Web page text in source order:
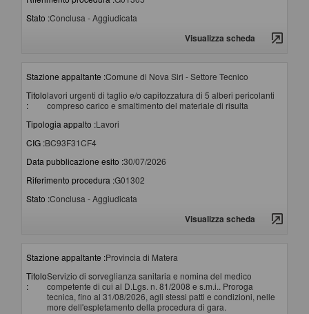
Stato :Conclusa - Aggiudicata
Visualizza scheda
Stazione appaltante :Comune di Nova Siri - Settore Tecnico
Titolo
:
lavori urgenti di taglio e/o capitozzatura di 5 alberi pericolanti
compreso carico e smaltimento del materiale di risulta
Tipologia appalto :Lavori
CIG :BC93F31CF4
Data pubblicazione esito :30/07/2026
Riferimento procedura :G01302
Stato :Conclusa - Aggiudicata
Visualizza scheda
Stazione appaltante :Provincia di Matera
Titolo
:
Servizio di sorveglianza sanitaria e nomina del medico
competente di cui al D.Lgs. n. 81/2008 e s.m.i.. Proroga
tecnica, fino al 31/08/2026, agli stessi patti e condizioni, nelle
more dell'espletamento della procedura di gara.